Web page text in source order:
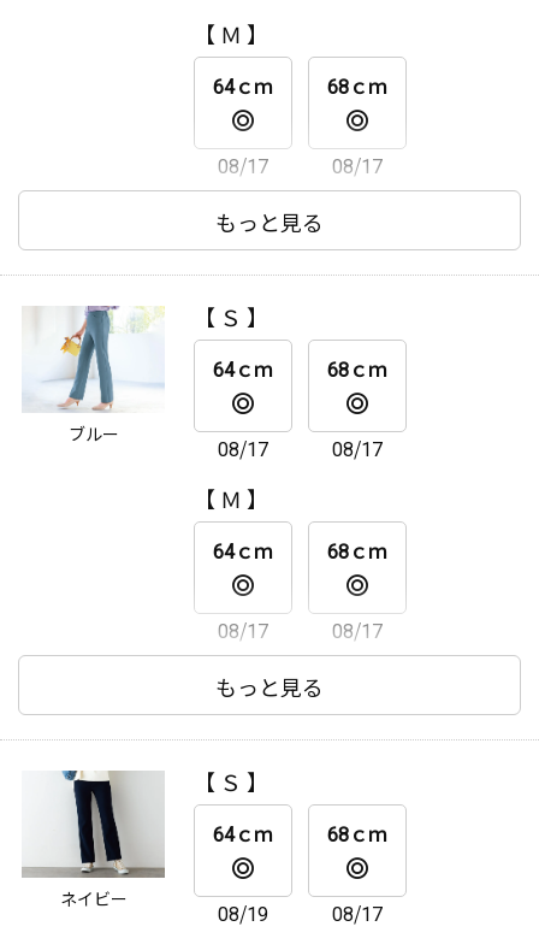
08/17 08/17
【 Ｍ 】
64ｃｍ
08/17
68ｃｍ
08/17
【 Ｌ 】
08/19 08/17
【 ＬＬ 】
64ｃｍ
08/17
68ｃｍ
08/17
もっと見る
ブルー
【 Ｓ 】
64ｃｍ
08/17
68ｃｍ
08/17
【 Ｍ 】
64ｃｍ
08/17
68ｃｍ
08/17
【 Ｌ 】
08/17 08/17
【 ＬＬ 】
64ｃｍ 68ｃｍ
もっと見る
ネイビー
【 Ｓ 】
64ｃｍ
08/19
68ｃｍ
08/17